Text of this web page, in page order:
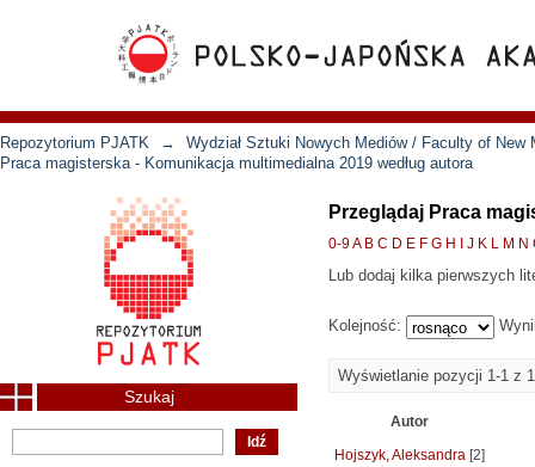
Repozytorium PJATK →
Wydział Sztuki Nowych Mediów / Faculty of New
Praca magisterska - Komunikacja multimedialna 2019 według autora
Przeglądaj Praca
0-9A B C D E F G H J K L M N
Lub dodaj kilka pierwszych
Kolejność:
Wyświetlanie pozycji 1-1 z 1
Autor
Hojszyk, Aleksandra [2]
Szukaj